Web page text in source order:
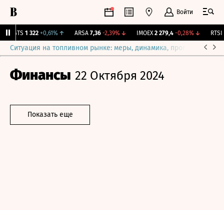
Войти
MGTS 1 322 +0,61% ↑ ARSA 7,36 -2,39%↓ IMOEX 2 279,4 -0,28% ↓ RTSI
Ситуация на топливном рынке: меры, динамика, прогнозы
Финансы 22 Октября 2024
Показать еще